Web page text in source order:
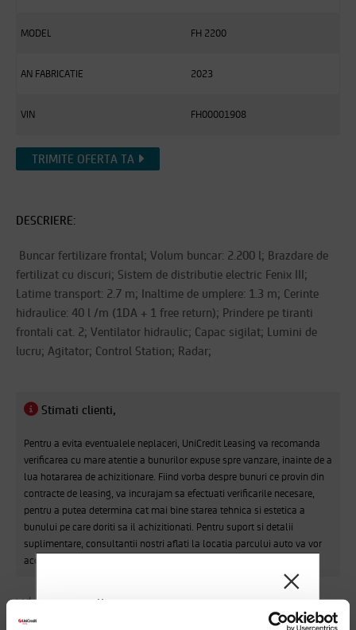
MODEL FH 2200
AN FABRICATIE 2023
VIN FH00001908
TRIMITE OFERTA TA
DESCRIERE:
Buncar fertilizare frontal; Volum buncar: 2.200 l; Brazdare de
fertilizat cu discuri; Sistem de distributie electric Fenix III;
Latime transport: 2.7 m; Inaltime de umplere: 1.3 m; Cerinte
hidraulice: 40 l /m (1DA + 1 free return); Prindere pe tiranti
frontali cat. 2; Ventilator hidraulic; Capac sigilat; Lumini de
lucru; Agitator; Control Station; Radar;
Stimati clienti,
Pentru a evita eventualele neplaceri, UniCredit Leasing va recomanda
verificarea cu mare atentie a bunurilor expuse spre vanzare, inainte de a
lua hotararea de achizitionare. Fiind vorba despre bunuri ce provin din
contracte de leasing, va incurajam sa efectuati verificarile necesare,
pentru a putea determina cat mai bine starea tehnica si estetica a
bunului pe care doriti sa il achizitionati. Pentru suport si detalii
suplimentare, consultantii nostri aflati la locatia parcului auto va vor
acorda tot sprijinul necesar. Multumim !
VA PREZENTAM SI CATEVA ALTERNATIVE:
Draga client,
UniCredit Leasing trimite mesaje sau orice